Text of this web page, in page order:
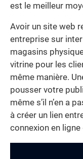
est le meilleur
Avoir un site web
entreprise sur
magasins
vitrine pour les
même manière.
pousser votre
même s’il n’en a
à créer un lien
connexion en